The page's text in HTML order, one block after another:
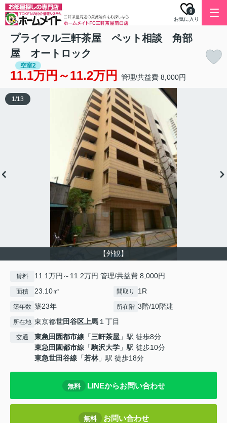
お気に入り
0
プライマル三軒茶屋 ペット相談 角部
屋 オートロック
空室2
11.1万円～11.2万円 管理/共益費 8,000円
【外観】
1/13
賃料 11.1万円～11.2万円 管理/共益費 8,000円
面積 23.10㎡ 間取り 1R
築年数 築23年 所在階 3階/10階建
所在地 東京都世田谷区上馬１丁目
交通 東急田園都市線 「三軒茶屋 」駅 徒歩8分
東急田園都市線 「駒沢大学 」駅 徒歩10分
東急世田谷線 「若林」駅 徒歩18分
無料 LINEからお問い合わせ
無料 お問い合わせ